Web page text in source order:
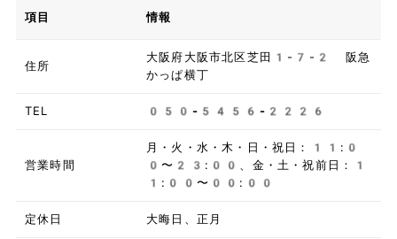
項目 情報
住所
大阪府大阪市北区芝田1-7-2 阪急
かっぱ横丁
TEL 050-5456-2226
営業時間
月・火・水・木・日・祝日：11:0
0〜23:00、金・土・祝前日：1
1:00〜00:00
定休日 大晦日、正月